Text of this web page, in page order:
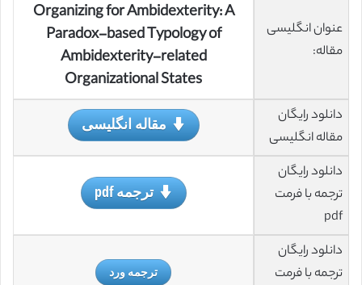
عنوان انگلیسی
مقاله:
Organizing for Ambidexterity: A
Paradox-based Typology of
Ambidexterity-related
Organizational States
دانلود رایگان
مقاله انگلیسی
مقاله انگلیسی
دانلود رایگان
ترجمه با فرمت
pdf
ترجمه pdf
دانلود رایگان
ترجمه با فرمت
ترجمه ورد